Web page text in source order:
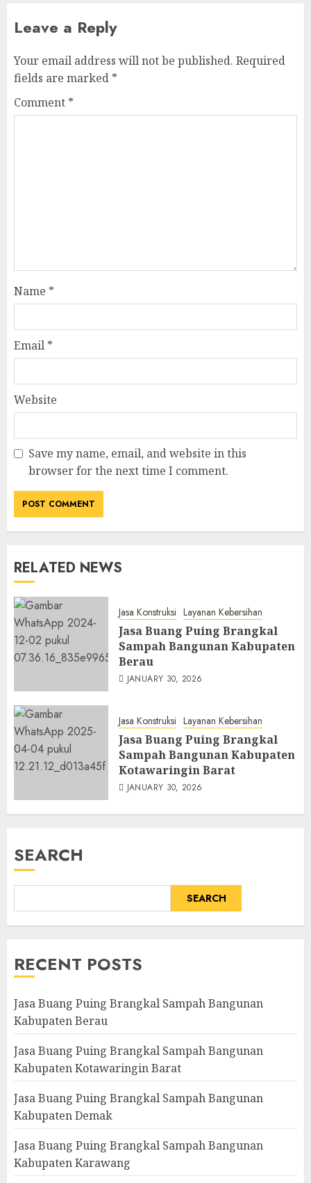
Leave a Reply
Your email address will not be published. Required
fields are marked *
Comment *
Name *
Email *
Website
Save my name, email, and website in this
browser for the next time I comment.
RELATED NEWS
Jasa Konstruksi Layanan Kebersihan
Jasa Buang Puing Brangkal
Sampah Bangunan Kabupaten
Berau
JANUARY 30, 2026
Jasa Konstruksi Layanan Kebersihan
Jasa Buang Puing Brangkal
Sampah Bangunan Kabupaten
Kotawaringin Barat
JANUARY 30, 2026
SEARCH
SEARCH
RECENT POSTS
Jasa Buang Puing Brangkal Sampah Bangunan
Kabupaten Berau
Jasa Buang Puing Brangkal Sampah Bangunan
Kabupaten Kotawaringin Barat
Jasa Buang Puing Brangkal Sampah Bangunan
Kabupaten Demak
Jasa Buang Puing Brangkal Sampah Bangunan
Kabupaten Karawang